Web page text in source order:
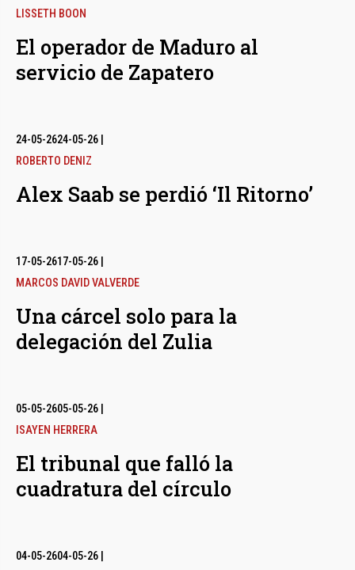
LISSETH BOON
El operador de Maduro al
servicio de Zapatero
24-05-2624-05-26
ROBERTO DENIZ
Alex Saab se perdió ‘Il Ritorno’
17-05-2617-05-26
MARCOS DAVID VALVERDE
Una cárcel solo para la
delegación del Zulia
05-05-2605-05-26
ISAYEN HERRERA
El tribunal que falló la
cuadratura del círculo
04-05-2604-05-26